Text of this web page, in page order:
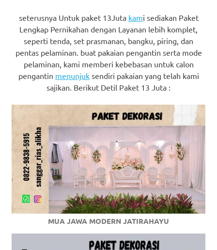
seterusnya Untuk paket 13Juta kami sediakan Paket
Lengkap Pernikahan dengan Layanan lebih komplet,
seperti tenda, set prasmanan, bangku, piring, dan
pentas pelaminan. buat pakaian pengantin serta mode
pelaminan, kami memberi kebebasan untuk calon
pengantin menunjuksendiri pakaian yang telah kami
sajikan. Berikut Detil Paket 13 Juta :
MUA JAWA MODERN JATIRAHAYU